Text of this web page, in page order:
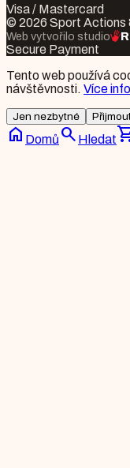
Visa / Mastercard
© 2026 Sport Actions
Web vytvořilo studio
Secure Payment
Tento web používá
návštěvnosti. Více
Jen nezbytné
home Domů search Hledat